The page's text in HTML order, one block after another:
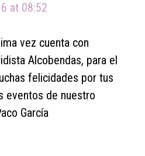
at 08:52
vez cuenta con
Alcobendas, para el
felicidades por tus
eventos de nuestro
García